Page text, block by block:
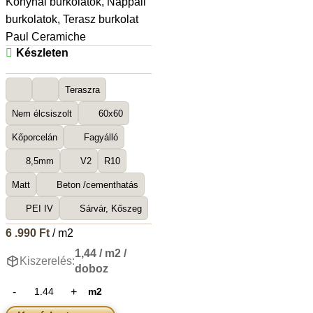
burkolatok, Terasz burkolat
Paul Ceramiche
Készleten
Teraszra
Nem élcsiszolt 60x60
Kőporcelán Fagyálló
8,5mm V2 R10
Matt Beton /cementhatás
PEI IV Sárvár, Kőszeg
6 .990 Ft/ m2
Kiszerelés:
1,44 / m2 /
doboz
m2